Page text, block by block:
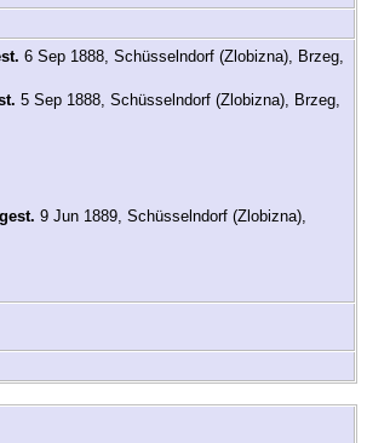
6 Sep 1888, Schüsselndorf (Zlobizna), Brzeg,
5 Sep 1888, Schüsselndorf (Zlobizna), Brzeg,
gest. 9 Jun 1889, Schüsselndorf (Zlobizna),